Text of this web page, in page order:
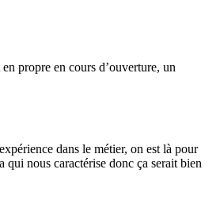
propre en cours d’ouverture, un
dans le métier, on est là pour
nous caractérise donc ça serait bien